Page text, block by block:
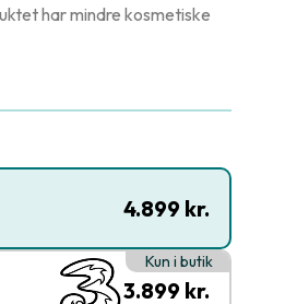
har mindre kosmetiske
4.899 kr.
Kun i butik
3.899 kr.